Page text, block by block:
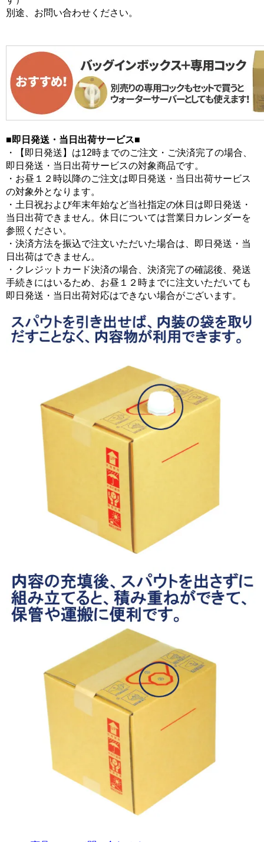
別途、お問い合わせください。
■即日発送・当日出荷サービス■
・【即日発送】は12時までのご注文・ご決済完了の場合、
即日発送・当日出荷サービスの対象商品です。
・お昼１２時以降のご注文は即日発送・当日出荷サービス
の対象外となります。
・土日祝および年末年始など当社指定の休日は即日発送・
当日出荷できません。休日については営業日カレンダーを
参照ください。
・決済方法を振込で注文いただいた場合は、即日発送・当
日出荷はできません。
・クレジットカード決済の場合、決済完了の確認後、発送
手続きにはいるため、お昼１２時までに注文いただいても
即日発送・当日出荷対応はできない場合がございます。